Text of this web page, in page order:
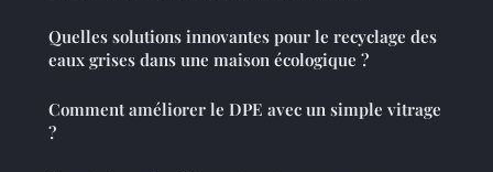
Quelles solutions innovantes pour le recyclage des
eaux grises dans une maison écologique ?
Comment améliorer le DPE avec un simple vitrage
?